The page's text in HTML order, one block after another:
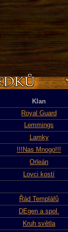
Klan
Royal Guard
Lemmings
Lamky
!!!Nas Mnogo!!!
Orleán
Lovci kostí
Řád Templářů
DEgen a spol.
Kruh světla